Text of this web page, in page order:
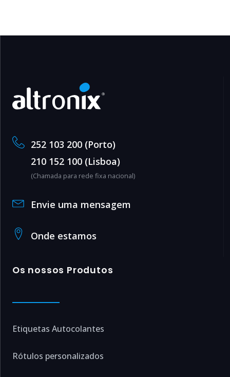
252 103 200 (Porto)
210 152 100 (Lisboa)
(Chamada para rede fixa nacional)
Envie uma mensagem
Onde estamos
Os nossos Produtos
Etiquetas Autocolantes
Rótulos personalizados